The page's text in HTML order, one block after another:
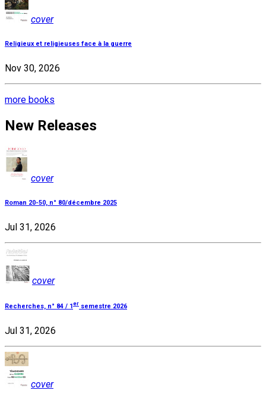
cover
Religieux et religieuses face à la guerre
Nov 30, 2026
more books
New Releases
cover
Roman 20-50, n° 80/décembre 2025
Jul 31, 2026
cover
Recherches, n° 84 / 1 er semestre 2026
Jul 31, 2026
cover